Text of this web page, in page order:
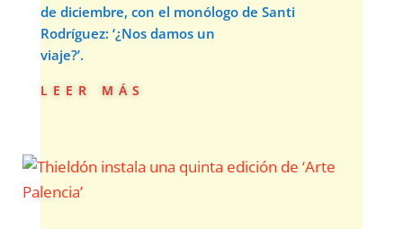
de diciembre, con el monólogo de Santi
Rodríguez: ‘¿Nos damos un
viaje?’.
leer más